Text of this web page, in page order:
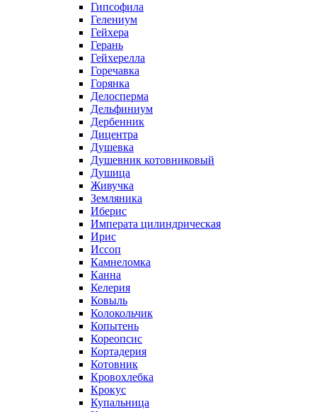
Гипсофила
Гелениум
Гейхера
Герань
Гейхерелла
Горечавка
Горянка
Делосперма
Дельфиниум
Дербенник
Дицентра
Душевка
Душевник котовниковый
Душица
Живучка
Земляника
Иберис
Императа цилиндрическая
Ирис
Иссоп
Камнеломка
Канна
Келерия
Ковыль
Колокольчик
Копытень
Кореопсис
Кортадерия
Котовник
Кровохлебка
Крокус
Купальница